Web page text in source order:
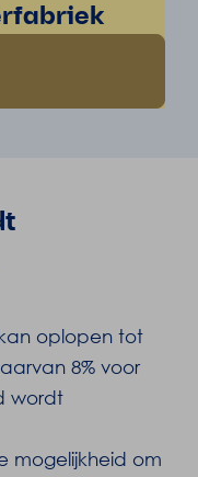
oplopen tot
8% voor
wordt
mogelijkheid om